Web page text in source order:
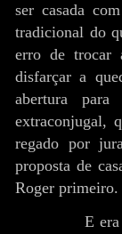
ser casada
tradicional do
erro de trocar
disfarçar a
abertura para
extraconjugal,
regado por
proposta de
Roger primeiro.
E